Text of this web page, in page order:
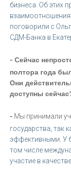
бизнеса. Об этих
поговорили с
СДМ-Банка в
- Сейчас
полтора года
Они
доступны
- Мы принимали
государства, так
эффективными. У
том числе
участие в